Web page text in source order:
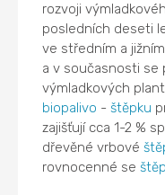
rozvoji
posledních deseti
ve středním a
a v současnosti se
výmladkových
biopalivo -štěpku
zajišťují cca 1-2 %
dřevěné vrbové
rovnocenné se